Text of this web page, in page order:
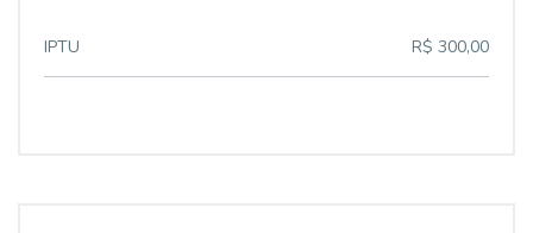
IPTU R$ 300,00